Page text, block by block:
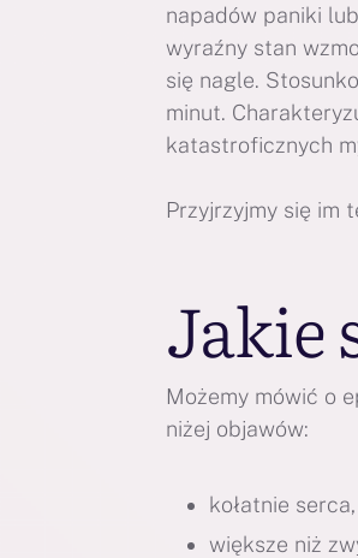
napadów paniki
wyraźny stan
się nagle.
minut.
katastroficznych
Przyjrzyjmy się im
Jakie
Możemy mówić o
niżej objawów:
kołatnie
większe niż